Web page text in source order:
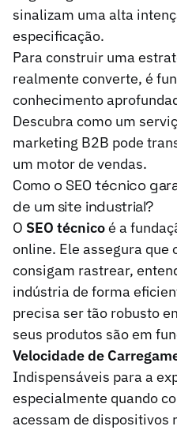
sinalizam uma alta
especificação.
Para construir uma
realmente converte, é
conhecimento
Descubra como um
marketing B2B pode
um motor de vendas.
Como o SEO técnico
de um site industrial?
O SEO técnicoé a
online. Ele assegura que
consigam rastrear,
indústria de forma
precisa ser tão robusto
seus produtos são em
Velocidade de
Indispensáveis para a
especialmente quando
acessam de dispositivos